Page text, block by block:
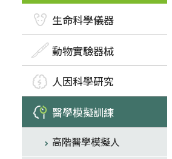
生命科學儀器
動物實驗器械
人因科學研究
醫學模擬訓練
高階醫學模擬人